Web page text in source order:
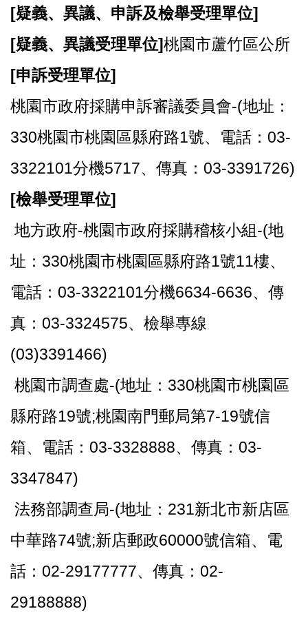
[疑義、異議、申訴及檢舉受理單位]
[疑義、異議受理單位]桃園市蘆竹區公所
[申訴受理單位]
桃園市政府採購申訴審議委員會-(地址：
330桃園市桃園區縣府路1號、電話：03-
3322101分機5717、傳真：03-3391726)
[檢舉受理單位]
地方政府-桃園市政府採購稽核小組-(地
址：330桃園市桃園區縣府路1號11樓、
電話：03-3322101分機6634-6636、傳
真：03-3324575、檢舉專線
(03)3391466)
桃園市調查處-(地址：330桃園市桃園區
縣府路19號;桃園南門郵局第7-19號信
箱、電話：03-3328888、傳真：03-
3347847)
法務部調查局-(地址：231新北市新店區
中華路74號;新店郵政60000號信箱、電
話：02-29177777、傳真：02-
29188888)